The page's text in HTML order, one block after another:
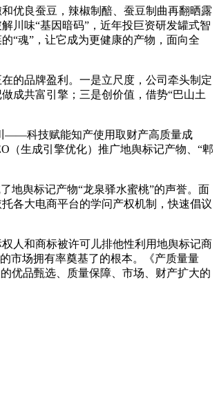
优良蚕豆，辣椒制醅、蚕豆制曲再翻晒露
川味“基因暗码”，近年投巨资研发罐式智
“魂”，让它成为更健康的产物，面向全
的品牌盈利。一是立尺度，公司牵头制定
成共富引擎；三是创价值，借势“巴山土
——科技赋能知产使用取财产高质量成
（生成引擎优化）推广地舆标记产物、“郫
地舆标记产物“龙泉驿水蜜桃”的声誉。面
各大电商平台的学问产权机制，快速倡议
人和商标被许可儿排他性利用地舆标记商
市场拥有率奠基了的根本。《产质量量
优品甄选、质量保障、市场、财产扩大的